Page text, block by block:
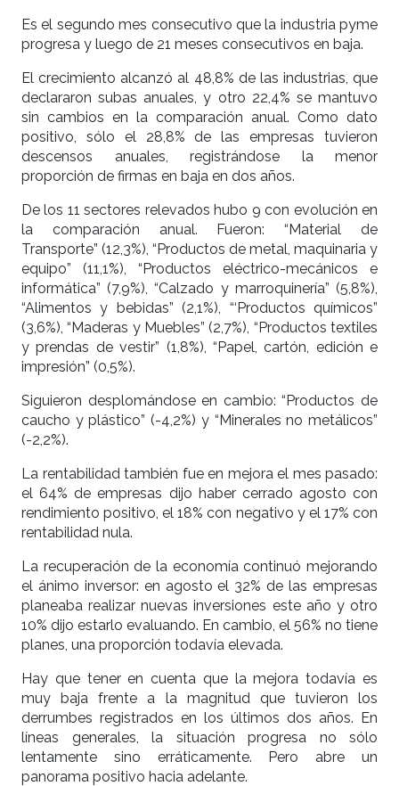
Es el segundo mes consecutivo que la industria pyme
progresa y luego de 21 meses consecutivos en baja.
El crecimiento alcanzó al 48,8% de las industrias, que
declararon subas anuales, y otro 22,4% se mantuvo
sin cambios en la comparación anual. Como dato
positivo, sólo el 28,8% de las empresas tuvieron
descensos anuales, registrándose la menor
proporción de firmas en baja en dos años.
De los 11 sectores relevados hubo 9 con evolución en
la comparación anual. Fueron: “Material de
Transporte” (12,3%), “Productos de metal, maquinaria y
equipo” (11,1%), “Productos eléctrico-mecánicos e
informática” (7,9%), “Calzado y marroquinería” (5,8%),
“Alimentos y bebidas” (2,1%), “‘Productos químicos”
(3,6%), “Maderas y Muebles” (2,7%), “Productos textiles
y prendas de vestir” (1,8%), “Papel, cartón, edición e
impresión” (0,5%).
Siguieron desplomándose en cambio: “Productos de
caucho y plástico” (-4,2%) y “Minerales no metálicos”
(-2,2%).
La rentabilidad también fue en mejora el mes pasado:
el 64% de empresas dijo haber cerrado agosto con
rendimiento positivo, el 18% con negativo y el 17% con
rentabilidad nula.
La recuperación de la economía continuó mejorando
el ánimo inversor: en agosto el 32% de las empresas
planeaba realizar nuevas inversiones este año y otro
10% dijo estarlo evaluando. En cambio, el 56% no tiene
planes, una proporción todavía elevada.
Hay que tener en cuenta que la mejora todavía es
muy baja frente a la magnitud que tuvieron los
derrumbes registrados en los últimos dos años. En
líneas generales, la situación progresa no sólo
lentamente sino erráticamente. Pero abre un
panorama positivo hacia adelante.